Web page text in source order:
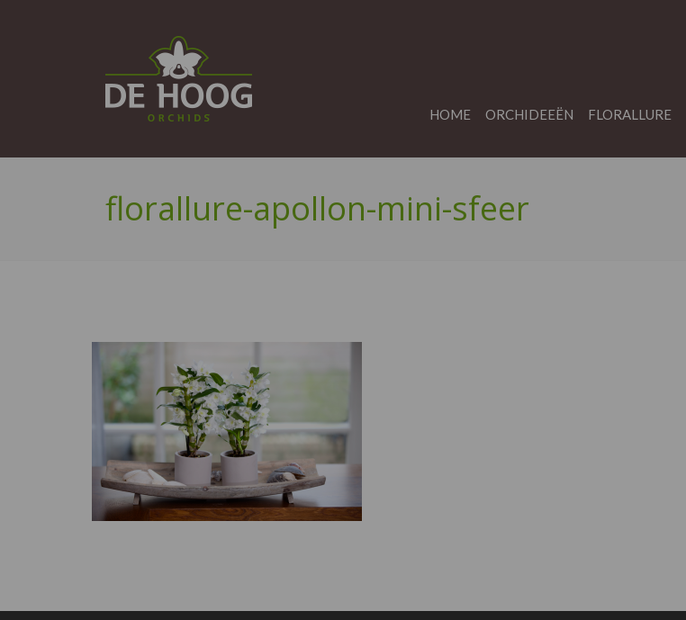
HOME ORCHIDEEËN FLORALLURE
florallure-apollon-mini-sfeer